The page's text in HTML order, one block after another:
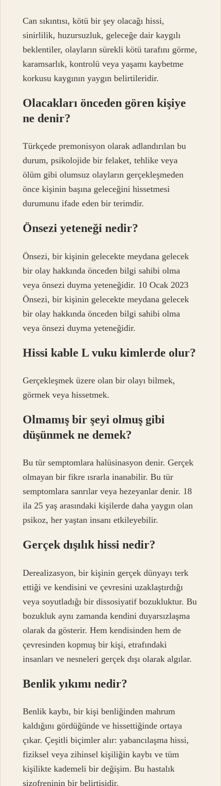
Can sıkıntısı, kötü bir şey olacağı hissi,
sinirlilik, huzursuzluk, geleceğe dair kaygılı
beklentiler, olayların sürekli kötü tarafını görme,
karamsarlık, kontrolü veya yaşamı kaybetme
korkusu kaygının yaygın belirtileridir.
Olacakları önceden gören kişiye
ne denir?
Türkçede premonisyon olarak adlandırılan bu
durum, psikolojide bir felaket, tehlike veya
ölüm gibi olumsuz olayların gerçekleşmeden
önce kişinin başına geleceğini hissetmesi
durumunu ifade eden bir terimdir.
Önsezi yeteneği nedir?
Önsezi, bir kişinin gelecekte meydana gelecek
bir olay hakkında önceden bilgi sahibi olma
veya önsezi duyma yeteneğidir. 10 Ocak 2023
Önsezi, bir kişinin gelecekte meydana gelecek
bir olay hakkında önceden bilgi sahibi olma
veya önsezi duyma yeteneğidir.
Hissi kable L vuku kimlerde olur?
Gerçekleşmek üzere olan bir olayı bilmek,
görmek veya hissetmek.
Olmamış bir şeyi olmuş gibi
düşünmek ne demek?
Bu tür semptomlara halüsinasyon denir. Gerçek
olmayan bir fikre ısrarla inanabilir. Bu tür
semptomlara sanrılar veya hezeyanlar denir. 18
ila 25 yaş arasındaki kişilerde daha yaygın olan
psikoz, her yaştan insanı etkileyebilir.
Gerçek dışılık hissi nedir?
Derealizasyon, bir kişinin gerçek dünyayı terk
ettiği ve kendisini ve çevresini uzaklaştırdığı
veya soyutladığı bir dissosiyatif bozukluktur. Bu
bozukluk aynı zamanda kendini duyarsızlaşma
olarak da gösterir. Hem kendisinden hem de
çevresinden kopmuş bir kişi, etrafındaki
insanları ve nesneleri gerçek dışı olarak algılar.
Benlik yıkımı nedir?
Benlik kaybı, bir kişi benliğinden mahrum
kaldığını gördüğünde ve hissettiğinde ortaya
çıkar. Çeşitli biçimler alır: yabancılaşma hissi,
fiziksel veya zihinsel kişiliğin kaybı ve tüm
kişilikte kademeli bir değişim. Bu hastalık
şizofreninin bir belirtisidir.